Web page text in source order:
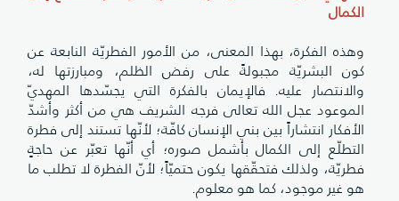
الكمال
وهذه الفكرة، بهذا المعنى، من الأمور الفطريّة النابعة عن
كون البشريّة مجبولةً على رفض الظلم، ومبارزتها له،
والانتصار عليه. فالإيمان بالفكرة التي يجسّدها المهديّ
الموعود عجل الله تعالى فرجه الشريف هي من أكثر وأشدّ
الأفكار انتشاراً بين بني الإنسان كافّة؛ لأنّها تستند إلى فطرة
التطلّع إلى الكمال بأشمل صوره؛ أي أنّها تعبّر عن حاجةٍ
فطريّة، ولذلك فتحقّقها يكون حتميّاً؛ لأنّ الفطرة لا تطلب ما
هو غير موجود، كما هو معلوم.